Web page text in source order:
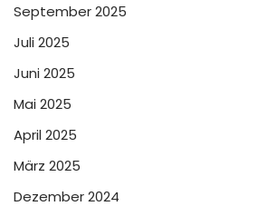
September 2025
Juli 2025
Juni 2025
Mai 2025
April 2025
März 2025
Dezember 2024